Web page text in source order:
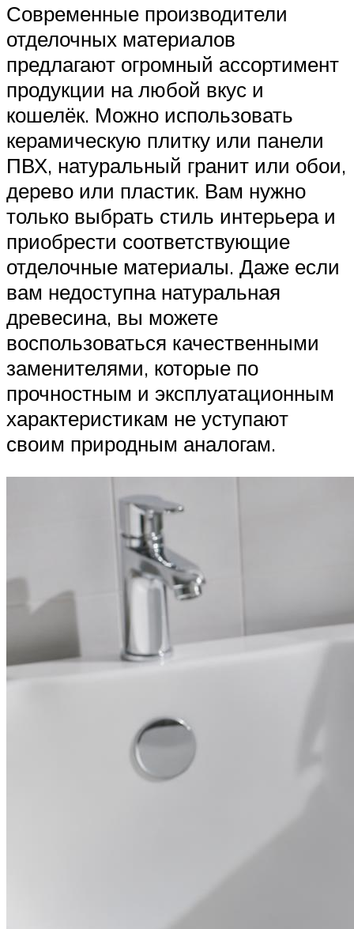
Современные производители
отделочных материалов
предлагают огромный ассортимент
продукции на любой вкус и
кошелёк. Можно использовать
керамическую плитку или панели
ПВХ, натуральный гранит или обои,
дерево или пластик. Вам нужно
только выбрать стиль интерьера и
приобрести соответствующие
отделочные материалы. Даже если
вам недоступна натуральная
древесина, вы можете
воспользоваться качественными
заменителями, которые по
прочностным и эксплуатационным
характеристикам не уступают
своим природным аналогам.